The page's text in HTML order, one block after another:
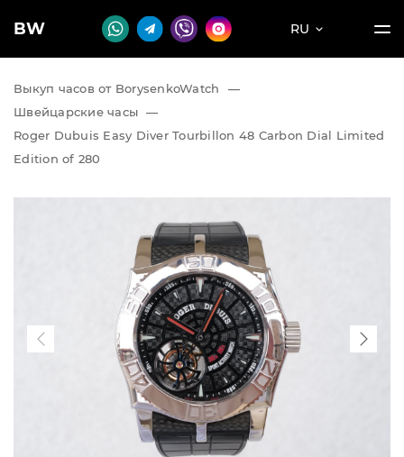
BW RU
Выкуп часов от BorysenkoWatch
—
Швейцарские часы —
Roger Dubuis Easy Diver Tourbillon 48 Carbon Dial Limited
Edition of 280